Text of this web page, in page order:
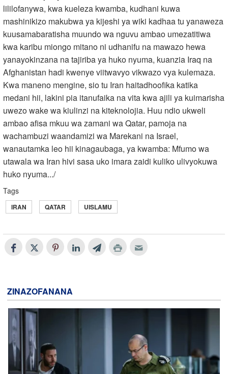
lililofanywa, kwa kueleza kwamba, kudhani kuwa
mashinikizo makubwa ya kijeshi ya wiki kadhaa tu yanaweza
kuusamabaratisha muundo wa nguvu ambao umezatitiwa
kwa karibu miongo mitano ni udhanifu na mawazo hewa
yanayokinzana na tajiriba ya huko nyuma, kuanzia Iraq na
Afghanistan hadi kwenye viitwavyo vikwazo vya kulemaza.
Kwa maneno mengine, sio tu Iran haitadhoofika katika
medani hii, lakini pia itanufaika na vita kwa ajili ya kuimarisha
uwezo wake wa kiulinzi na kiteknolojia. Huu ndio ukweli
ambao afisa mkuu wa zamani wa Qatar, pamoja na
wachambuzi waandamizi wa Marekani na Israel,
wanautamka leo hii kinagaubaga, ya kwamba: Mfumo wa
utawala wa Iran hivi sasa uko imara zaidi kuliko ulivyokuwa
huko nyuma.../
Tags
IRAN QATAR UISLAMU
ZINAZOFANANA